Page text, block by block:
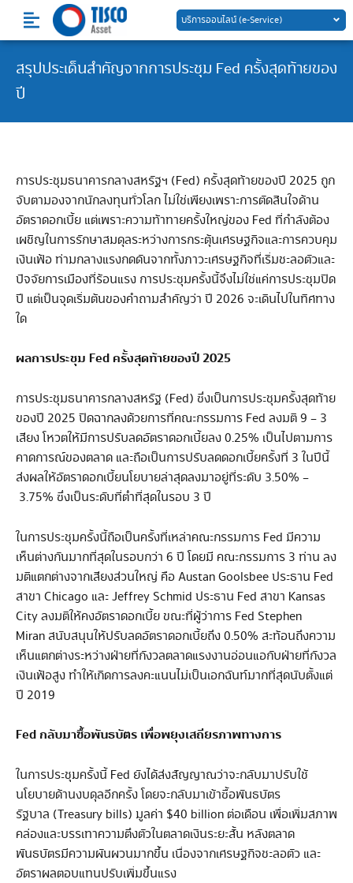
content
บริการออนไลน์ (e-Service)
สรุปประเด็นสำคัญจากการประชุม Fed ครั้งสุดท้ายของ
ปี
การประชุมธนาคารกลางสหรัฐฯ (Fed) ครั้งสุดท้ายของปี 2025 ถูก
จับตามองจากนักลงทุนทั่วโลก ไม่ใช่เพียงเพราะการตัดสินใจด้าน
อัตราดอกเบี้ย แต่เพราะความท้าทายครั้งใหญ่ของ Fed ที่กำลังต้อง
เผชิญในการรักษาสมดุลระหว่างการกระตุ้นเศรษฐกิจและการควบคุม
เงินเฟ้อ ท่ามกลางแรงกดดันจากทั้งภาวะเศรษฐกิจที่เริ่มชะลอตัวและ
ปัจจัยการเมืองที่ร้อนแรง การประชุมครั้งนี้จึงไม่ใช่แค่การประชุมปิด
ปี แต่เป็นจุดเริ่มต้นของคำถามสำคัญว่า ปี 2026 จะเดินไปในทิศทาง
ใด
ผลการประชุม Fed ครั้งสุดท้ายของปี 2025
การประชุมธนาคารกลางสหรัฐ (Fed) ซึ่งเป็นการประชุมครั้งสุดท้าย
ของปี 2025 ปิดฉากลงด้วยการที่คณะกรรมการ Fed ลงมติ 9 – 3
เสียง โหวตให้มีการปรับลดอัตราดอกเบี้ยลง 0.25% เป็นไปตามการ
คาดการณ์ของตลาด และถือเป็นการปรับลดดอกเบี้ยครั้งที่ 3 ในปีนี้
ส่งผลให้อัตราดอกเบี้ยนโยบายล่าสุดลงมาอยู่ที่ระดับ 3.50% –
3.75% ซึ่งเป็นระดับที่ต่ำที่สุดในรอบ 3 ปี
ในการประชุมครั้งนี้ถือเป็นครั้งที่เหล่าคณะกรรมการ Fed มีความ
เห็นต่างกันมากที่สุดในรอบกว่า 6 ปี โดยมี คณะกรรมการ 3 ท่าน ลง
มติแตกต่างจากเสียงส่วนใหญ่ คือ Austan Goolsbee ประธาน Fed
สาขา Chicago และ Jeffrey Schmid ประธาน Fed สาขา Kansas
City ลงมติให้คงอัตราดอกเบี้ย ขณะที่ผู้ว่าการ Fed Stephen
Miran สนับสนุนให้ปรับลดอัตราดอกเบี้ยถึง 0.50% สะท้อนถึงความ
เห็นแตกต่างระหว่างฝ่ายที่กังวลตลาดแรงงานอ่อนแอกับฝ่ายที่กังวล
เงินเฟ้อสูง ทำให้เกิดการลงคะแนนไม่เป็นเอกฉันท์มากที่สุดนับตั้งแต่
ปี 2019
Fedกลับมาซื้อพันธบัตร เพื่อพยุงเสถียรภาพทางการ
ในการประชุมครั้งนี้ Fed ยังได้ส่งสัญญาณว่าจะกลับมาปรับใช้
นโยบายด้านงบดุลอีกครั้ง โดยจะกลับมาเข้าซื้อพันธบัตร
รัฐบาล (Treasury bills) มูลค่า $40 billion ต่อเดือน เพื่อเพิ่มสภาพ
คล่องและบรรเทาความตึงตัวในตลาดเงินระยะสั้น หลังตลาด
พันธบัตรมีความผันผวนมากขึ้น เนื่องจากเศรษฐกิจชะลอตัว และ
อัตราผลตอบแทนปรับเพิ่มขึ้นแรง